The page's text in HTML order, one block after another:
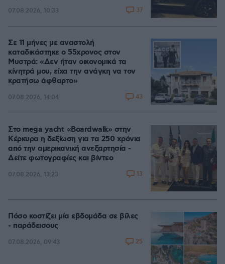
07.08.2026, 10:33 37
Σε 11 μήνες με αναστολή
καταδικάστηκε ο 55χρονος στον
Μυστρά: «Δεν ήταν οικονομικά τα
κίνητρά μου, είχα την ανάγκη να τον
κρατήσω άφθαρτο»
07.08.2026, 14:04 43
Στο mega yacht «Boardwalk» στην
Κέρκυρα η δεξίωση για τα 250 χρόνια
από την αμερικανική ανεξαρτησία -
Δείτε φωτογραφίες και βίντεο
07.08.2026, 13:23 13
Πόσο κοστίζει μία εβδομάδα σε βίλες
- παράδεισους
07.08.2026, 09:43 25